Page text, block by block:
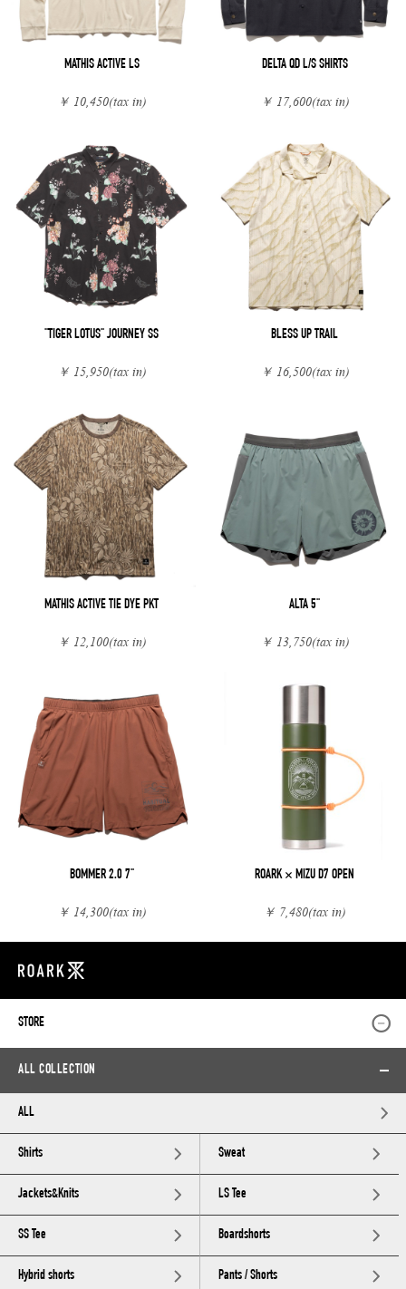
MATHIS ACTIVE LS
￥ 10,450(tax in)
DELTA QD L/S SHIRTS
￥ 17,600(tax in)
"TIGER LOTUS" JOURNEY SS
￥ 15,950(tax in)
BLESS UP TRAIL
￥ 16,500(tax in)
MATHIS ACTIVE TIE DYE PKT
￥ 12,100(tax in)
ALTA 5"
￥ 13,750(tax in)
BOMMER 2.0 7"
￥ 14,300(tax in)
ROARK × MIZU D7 OPEN
￥ 7,480(tax in)
STORE
ALL COLLECTION
ALL
Shirts Sweat
Jackets&Knits LS Tee
SS Tee Boardshorts
Hybrid shorts Pants / Shorts